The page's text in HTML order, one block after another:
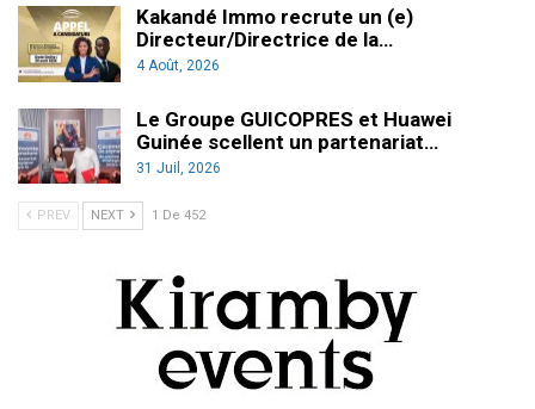
Kakandé Immo recrute un (e)
Directeur/Directrice de la…
4 Août, 2026
Le Groupe GUICOPRES et Huawei
Guinée scellent un partenariat…
31 Juil, 2026
PREV NEXT 1 De 452